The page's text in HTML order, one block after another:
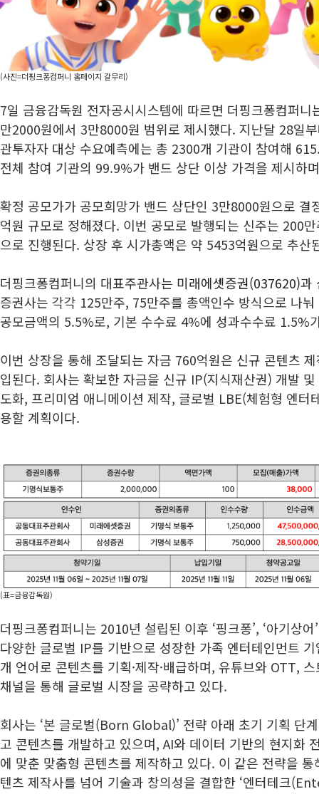
(사진=더핑크퐁컴퍼니 홈페이지 갈무리)
7일 금융감독원 전자공시시스템에 따르면 더핑크퐁컴퍼
만2000원에서 3만8000원 범위로 제시했다. 지난달 28일
관투자자 대상 수요예측에는 총 2300개 기관이 참여해
전체 참여 기관의 99.9%가 밴드 상단 이상 가격을 제시하
확정 공모가가 공모희망가 밴드 상단인 3만8000원으로 결
억원 규모로 정해졌다. 이번 공모로 발행되는 신주는 200
으로 진행된다. 상장 후 시가총액은 약 5453억원으로 추산
더핑크퐁컴퍼니의 대표주관사는 미래에셋증권(037620)과
증권사는 각각 125만주, 75만주를 총액인수 방식으로 나
공모금액의 5.5%로, 기본 수수료 4%에 성과수수료 1.5%
이번 상장을 통해 조달되는 자금 760억원은 신규 콘텐츠
입된다. 회사는 확보한 자금을 신규 IP(지식재산권) 개발
도화, 프리미엄 애니메이션 제작, 글로벌 LBE(체험형 엔터
용할 계획이다.
(표=금융감독원)
더핑크퐁컴퍼니는 2010년 설립된 이후 ‘핑크퐁’, ‘아기상어
다양한 글로벌 IP를 기반으로 성장한 가족 엔터테인먼트
개 언어로 콘텐츠를 기획·제작·배급하며, 유튜브와 OTT,
채널을 통해 글로벌 시장을 공략하고 있다.
회사는 ‘본 글로벌(Born Global)’ 전략 아래 초기 기획 단
고 콘텐츠를 개발하고 있으며, AI와 데이터 기반의 현지화
에 맞춘 맞춤형 콘텐츠를 제작하고 있다. 이 같은 전략을
텐츠 제작사를 넘어 기술과 창의성을 결합한 ‘엔터테크